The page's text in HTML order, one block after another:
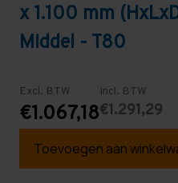
x 1.100 mm
Middel - T80
Excl. BTW
€1.067,18
Incl. BTW
€1.291,29
Toevoegen aan